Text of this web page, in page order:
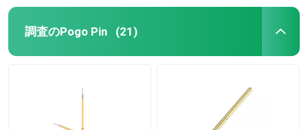
調査のPogo Pin (21)